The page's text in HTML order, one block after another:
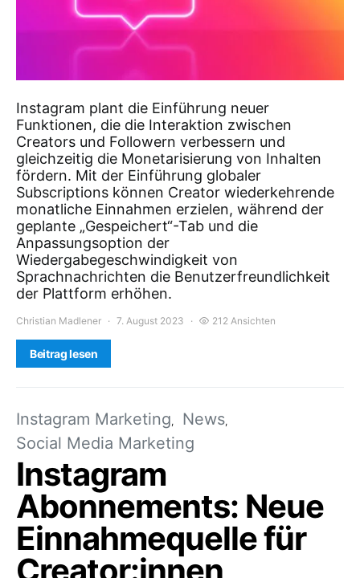
Instagram plant die Einführung neuer
Funktionen, die die Interaktion zwischen
Creators und Followern verbessern und
gleichzeitig die Monetarisierung von Inhalten
fördern. Mit der Einführung globaler
Subscriptions können Creator wiederkehrende
monatliche Einnahmen erzielen, während der
geplante „Gespeichert“-Tab und die
Anpassungsoption der
Wiedergabegeschwindigkeit von
Sprachnachrichten die Benutzerfreundlichkeit
der Plattform erhöhen.
Christian Madlener 7. August 2023 212 Ansichten
Beitrag lesen
Instagram Marketing
News
Social Media Marketing
Instagram
Abonnements: Neue
Einnahmequelle für